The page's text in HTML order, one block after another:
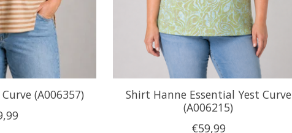
(A006357)
Shirt Hanne Essential Yest Curve
(A006215)
€59,99